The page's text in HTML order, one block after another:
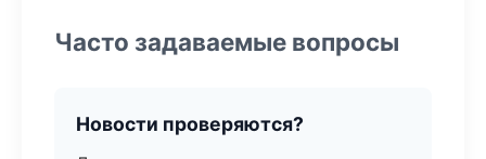
Часто задаваемые вопросы
Новости проверяются?